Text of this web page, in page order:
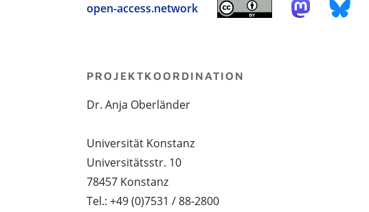
open-access.network
PROJEKTKOORDINATION
Dr. Anja Oberländer
Universität Konstanz
Universitätsstr. 10
78457 Konstanz
Tel.: +49 (0)7531 / 88-2800